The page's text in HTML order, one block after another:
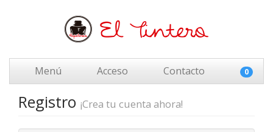
Menú Acceso Contacto 0
Registro ¡Crea tu cuenta ahora!